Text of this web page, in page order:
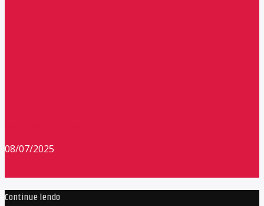
08/07/2025
Continue lendo